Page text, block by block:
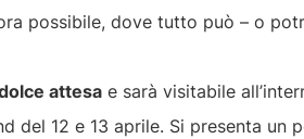
possibile, dove tutto può – o
attesa e sarà visitabile
del 12 e 13 aprile. Si presenta un